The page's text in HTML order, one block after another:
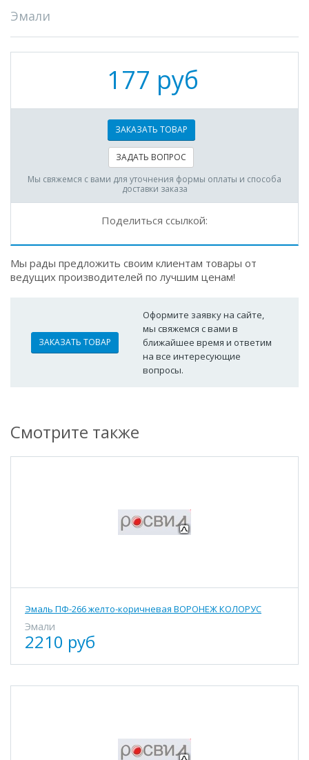
Эмали
177 руб
ЗАКАЗАТЬ ТОВАР
ЗАДАТЬ ВОПРОС
Мы свяжемся с вами для уточнения формы оплаты и способа
доставки заказа
Поделиться ссылкой:
Мы рады предложить своим клиентам товары от
ведущих производителей по лучшим ценам!
ЗАКАЗАТЬ ТОВАР
Оформите заявку на сайте,
мы свяжемся с вами в
ближайшее время и ответим
на все интересующие
вопросы.
Смотрите также
Эмаль ПФ-266 желто-коричневая ВОРОНЕЖ КОЛОРУС
Эмали
2210 руб